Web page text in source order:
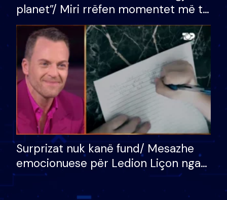
planet”/ Miri rrëfen momentet më të
bukura në shtëpinë e BB VIP: Do më
mungojë zilja e mëngjesit kur…
Surprizat nuk kanë fund/ Mesazhe
emocionuese për Ledion Liçon nga
nëna dhe fëmijët e tij, moderatori
nuk i mban dot lotët: Nuk meritoj…